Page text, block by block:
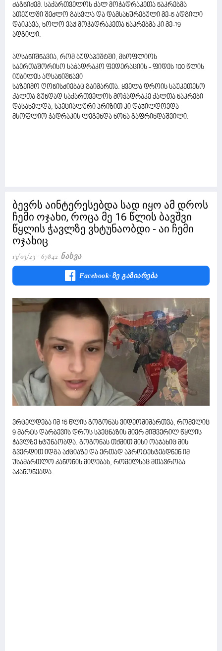
ძაგნიძემ. საქართველოს ქალ მოჭადრაკეთა ნაკრებმა
ათეულში შეძლო გასვლა და დამსახურებული მე-6 ადგილი
დაიკავა, ხოლო ვაჟ მოჭადრაკეთა ნაკრებმა კი მე-19
ადგილი.
აღსანიშნავია, რომ ბუდაპეშტში, მსოფლიოს
საერთაშორისო საჭადრაკო ფედერაციის - ფიდეს 100 წლის
იუბილეს აღსანიშნავი
საზეიმო ღონისძიებაც გაიმართა. ყველა დროის საუკეთესო
ქალთა გუნდად საქართველოს მოჭადრაკე ქალთა ნაკრები
დასახელდა, სპეციალური პრიზით კი დაჯილდოვდა
მსოფლიო ჭადრაკის ლეგენდა ნონა გაფრინდაშვილი.
ბევრს აინტერესებდა სად იყო ამ დროს
ჩემი ოჯახი, როცა მე 16 წლის ბავშვი
წყლის ჭავლზე ვხტუნაობდი - აი ჩემი
ოჯახიც
13/03/23 67842 Ნახვა
Facebook-Ზე Გაზიარება
ვრცელდება იმ 16 წლის გოგონას ვიდეომიმართვა, რომელიც
9 მარტს დარბევის დროს სპეცნაზის მიერ მიშვერილ წყლის
ჭავლზე ხტუნაობდა. გოგონას თქმით მისი ოაჯახიც მის
გვერდით იდგა აქციაზე და ერთად აპროტესტებდნენ იმ
უსამართლო კანონის მიღებას, რომელსაც მთავრობა
აკანონებდა.